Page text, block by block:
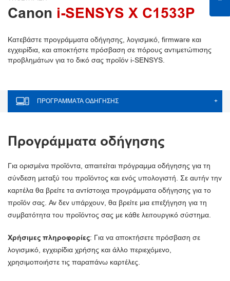
Canon i-SENSYS X C1533P
Κατεβάστε προγράμματα οδήγησης, λογισμικό, firmware και
εγχειρίδια, και αποκτήστε πρόσβαση σε πόρους αντιμετώπισης
προβλημάτων για το δικό σας προϊόν i-SENSYS.
ΠΡΟΓΡΆΜΜΑΤΑ ΟΔΉΓΗΣΗΣ +
Προγράμματα οδήγησης
Για ορισμένα προϊόντα, απαιτείται πρόγραμμα οδήγησης για τη
σύνδεση μεταξύ του προϊόντος και ενός υπολογιστή. Σε αυτήν την
καρτέλα θα βρείτε τα αντίστοιχα προγράμματα οδήγησης για το
προϊόν σας. Αν δεν υπάρχουν, θα βρείτε μια επεξήγηση για τη
συμβατότητα του προϊόντος σας με κάθε λειτουργικό σύστημα.
Χρήσιμες πληροφορίες: Για να αποκτήσετε πρόσβαση σε
λογισμικό, εγχειρίδια χρήσης και άλλο περιεχόμενο,
χρησιμοποιήστε τις παραπάνω καρτέλες.